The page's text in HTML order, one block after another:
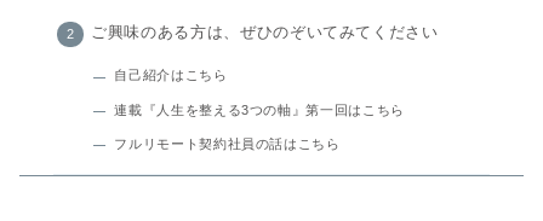
ご興味のある方は、ぜひのぞいてみてください
自己紹介はこちら
連載『人生を整える3つの軸』第一回はこちら
フルリモート契約社員の話はこちら